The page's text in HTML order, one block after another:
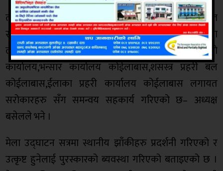
त्यस्तै कोईलाबास नाकामा प्रचार सामाग्रीहरु ब्याप्त
राखीनेछन्,भारत बाट नेपाल आउने पर्यटक लाई सहजताका
लागी गढवा गाउँपालिका वडा नं. ८ कोईलाबासको
कार्यालय,भन्सार कार्यालय कोईलाबास,शसस्त्र प्रहरी बल
कोईलाबास,ईलाका प्रहरी कार्यालय कोईलाबास लगायत
सरोकारहरु सँग समन्वय सहकार्य गरिएको छ– अध्यक्ष
बसेलले भने ।
मेला उद्घाटन सत्रमा स्थानीय झाँकीहरु प्रदर्शनी गरिएको र
उत्कृष्ट हुनेलाई पुरस्कारको ब्यवस्था गरिएको बताइएको छ ।